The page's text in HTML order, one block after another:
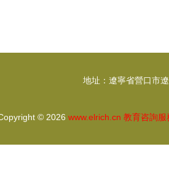
地址：遼寧省營口市
© 2026 www.elrich.cn 教育咨詢服